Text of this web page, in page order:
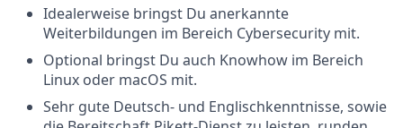
Idealerweise bringst Du anerkannte
Weiterbildungen im Bereich Cybersecurity mit.
Optional bringst Du auch Knowhow im Bereich
Linux oder macOS mit.
Sehr gute Deutsch- und Englischkenntnisse, sowie